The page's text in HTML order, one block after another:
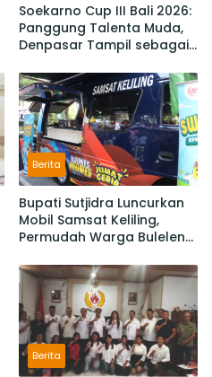
Soekarno Cup III Bali 2026:
Panggung Talenta Muda,
Denpasar Tampil sebagai
Badung 3-2
Berita
Bupati Sutjidra Luncurkan
Mobil Samsat Keliling,
Permudah Warga Buleleng
Berita